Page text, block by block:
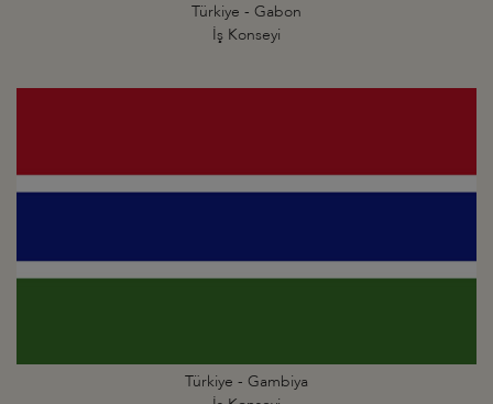
Türkiye - Gabon
İş Konseyi
Türkiye - Gambiya